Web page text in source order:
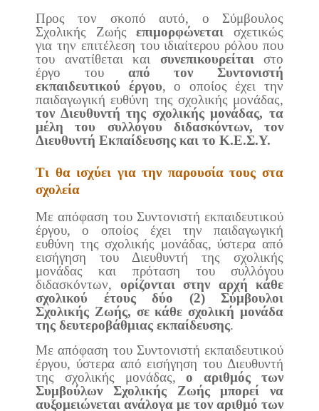
Προς τον σκοπό αυτό, ο Σύμβουλος
Σχολικής Ζωήςεπιμορφώνεται σχετικώς
για την επιτέλεση του ιδιαίτερου ρόλου που
του ανατίθεται και συνεπικουρείται στο
έργο του από τον Συντονιστή
εκπαιδευτικού έργου, ο οποίος έχει την
παιδαγωγική ευθύνη της σχολικής μονάδας,
τον Διευθυντή της σχολικής μονάδας, τα
μέλη του συλλόγου διδασκόντων, τον
Διευθυντή Εκπαίδευσης και το Κ.Ε.Σ.Υ.
Τι θα ισχύει για την παρουσία τους στα
σχολεία
Με απόφαση του Συντονιστή εκπαιδευτικού
έργου, ο οποίος έχει την παιδαγωγική
ευθύνη της σχολικής μονάδας, ύστερα από
εισήγηση του Διευθυντή της σχολικής
μονάδας και πρόταση του συλλόγου
διδασκόντων, ορίζονται στην αρχή κάθε
σχολικού έτους δύο (2) Σύμβουλοι
Σχολικής Ζωής, σε κάθε σχολική μονάδα
της δευτεροβάθμιας εκπαίδευσης.
Με απόφαση του Συντονιστή εκπαιδευτικού
έργου, ύστερα από εισήγηση του Διευθυντή
της σχολικής μονάδας,ο αριθμός των
Συμβούλων Σχολικής Ζωής μπορεί να
αυξομειώνεται ανάλογα με τον αριθμό των